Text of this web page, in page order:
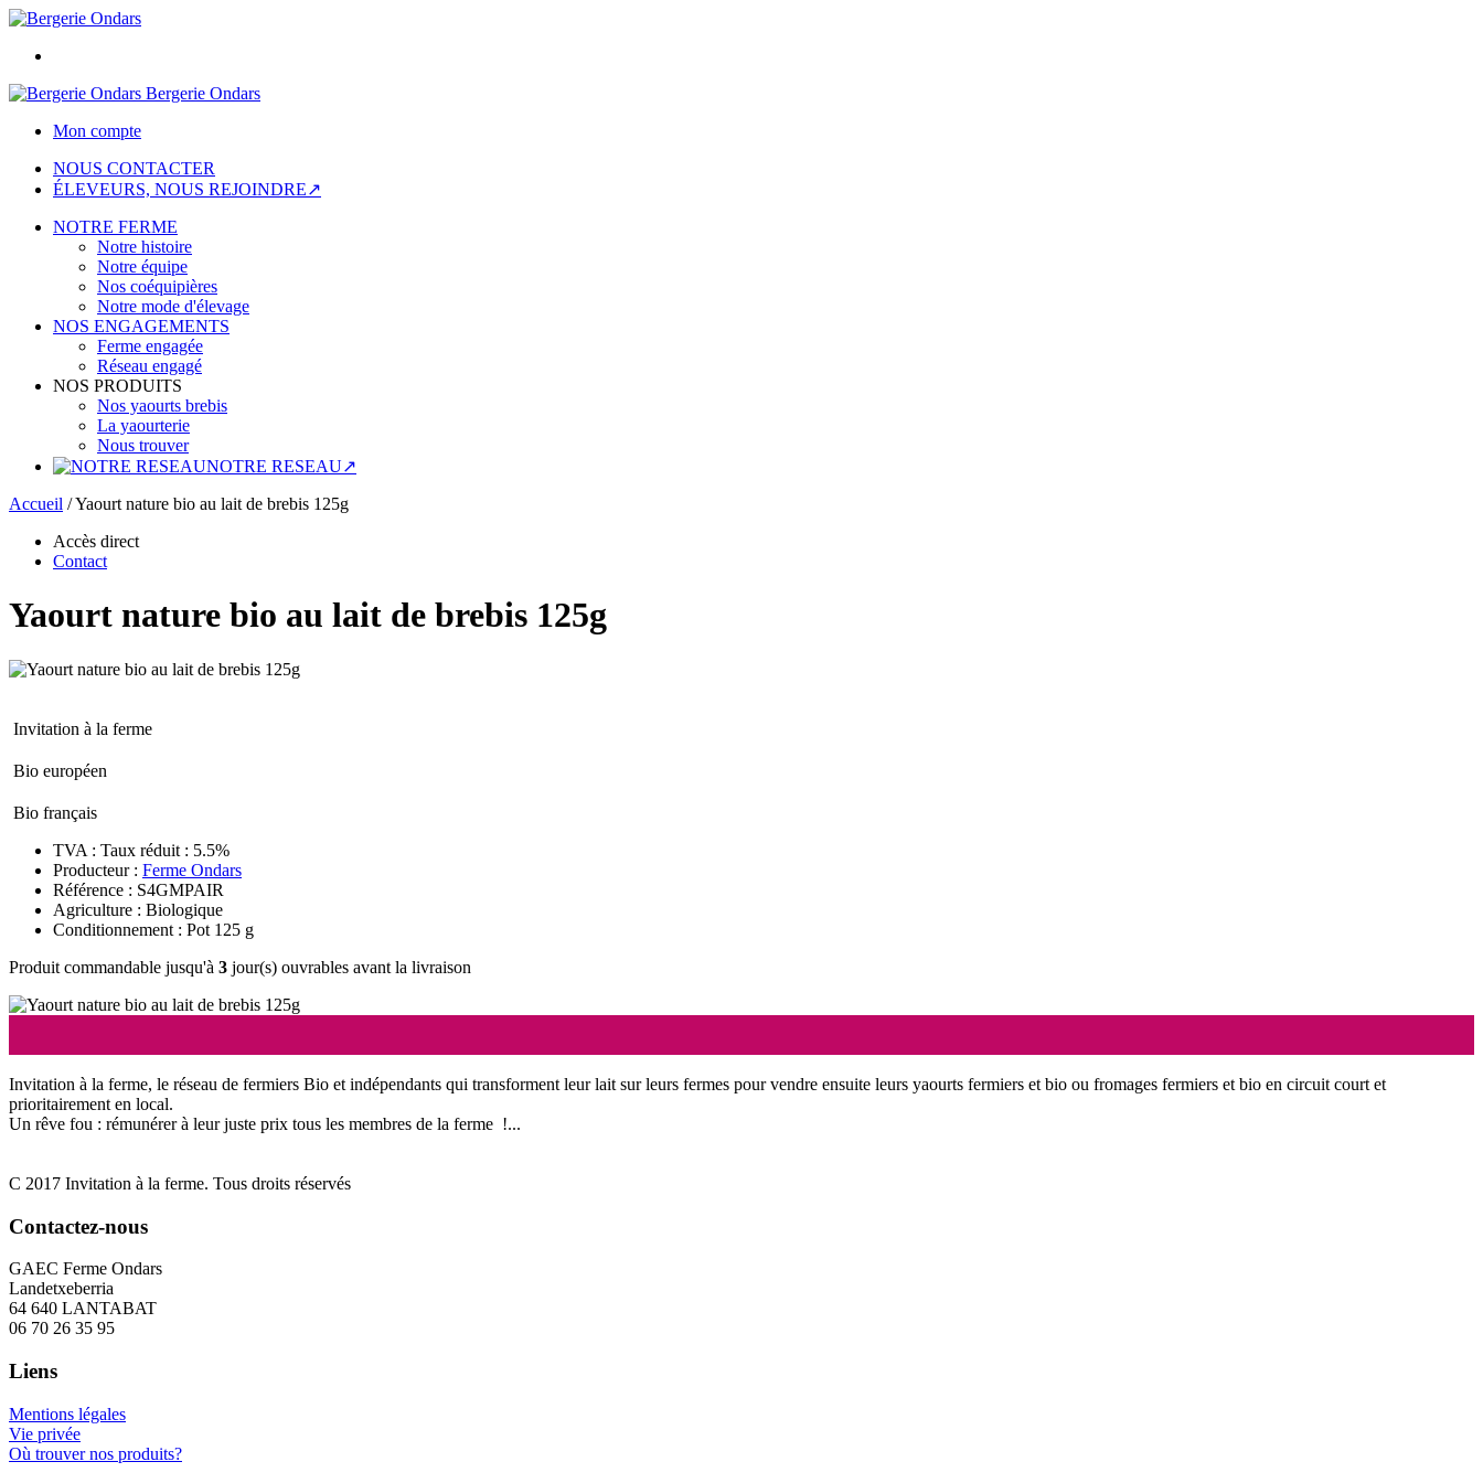
Bergerie Ondars
Mon compte
NOUS CONTACTER
ÉLEVEURS, NOUS REJOINDRE↗
NOTRE FERME
Notre histoire
Notre équipe
Nos coéquipières
Notre mode d'élevage
NOS ENGAGEMENTS
Ferme engagée
Réseau engagé
NOS PRODUITS
Nos yaourts brebis
La yaourterie
Nous trouver
NOTRE RESEAU↗
Accueil /Yaourt nature bio au lait de brebis 125g
Accès direct
Contact
Yaourt nature bio au lait de brebis 125g
Invitation à la ferme
Bio européen
Bio français
TVA : Taux réduit : 5.5%
Producteur : Ferme Ondars
Référence : S4GMPAIR
Agriculture : Biologique
Conditionnement : Pot 125 g
Produit commandable jusqu'à 3 jour(s) ouvrables avant la livraison
Invitation à la ferme, le réseau de fermiers Bio et indépendants qui transforment leur lait sur leurs fermes pour vendre ensuite leurs yaourts fermiers et bio ou fromages fermiers et bio en circuit court et
prioritairement en local.
Un rêve fou : rémunérer à leur juste prix tous les membres de la ferme !...
C 2017 Invitation à la ferme. Tous droits réservés
Contactez-nous
GAEC Ferme Ondars
Landetxeberria
64 640 LANTABAT
06 70 26 35 95
Liens
Mentions légales
Vie privée
Où trouver nos produits?